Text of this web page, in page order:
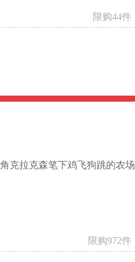
限购44件
克拉克森笔下鸡飞狗跳的农场
限购972件